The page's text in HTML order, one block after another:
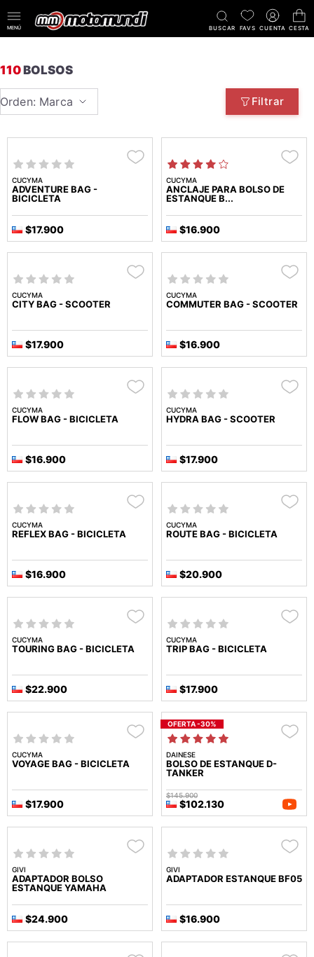
MENÚ BUSCAR FAVS CUENTA CESTA
110BOLSOS
Orden: Marca Filtrar
CUCYMA
ADVENTURE BAG -
BICICLETA
$17.900
CUCYMA
ANCLAJE PARA BOLSO DE
ESTANQUE B...
$16.900
CUCYMA
CITY BAG - SCOOTER
$17.900
CUCYMA
COMMUTER BAG - SCOOTER
$16.900
CUCYMA
FLOW BAG - BICICLETA
$16.900
CUCYMA
HYDRA BAG - SCOOTER
$17.900
CUCYMA
REFLEX BAG - BICICLETA
$16.900
CUCYMA
ROUTE BAG - BICICLETA
$20.900
CUCYMA
TOURING BAG - BICICLETA
$22.900
CUCYMA
TRIP BAG - BICICLETA
$17.900
CUCYMA
VOYAGE BAG - BICICLETA
$17.900
OFERTA -30%
DAINESE
BOLSO DE ESTANQUE D-
TANKER
$102.130
$145.900
GIVI
ADAPTADOR BOLSO
ESTANQUE YAMAHA
$24.900
GIVI
ADAPTADOR ESTANQUE BF05
$16.900